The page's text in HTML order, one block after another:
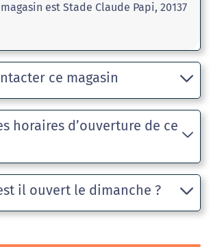
est Stade Claude Papi, 20137
ce magasin
horaires d’ouverture de ce
il ouvert le dimanche ?